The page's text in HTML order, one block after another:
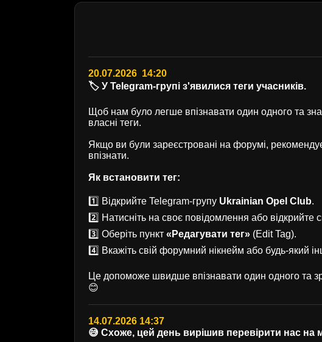
20.07.2026 14:20
🏷️ У Telegram-групі з'явилися теги учасників.
Щоб нам було легше впізнавати один одного та
власні теги.
Якщо ви були зареєстровані на форумі,
впізнати.
Як встановити тег:
1️⃣ Відкрийте Telegram-групу Ukrainian Opel Club.
2️⃣ Натисніть на своє повідомлення або відкрийте
3️⃣ Оберіть пункт «Редагувати тег» (Edit Tag).
4️⃣ Вкажіть свій форумний нікнейм або будь-який
Це допоможе швидше впізнавати один одного та
😊
14.07.2026 14:37
😅 Схоже, цей день вирішив перевірити нас на